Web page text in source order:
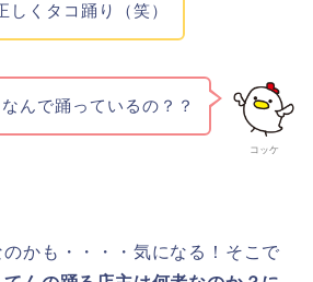
しくタコ踊り（笑）
コッケ
なんで踊っているの？？
かも・・・・気になる！そこで